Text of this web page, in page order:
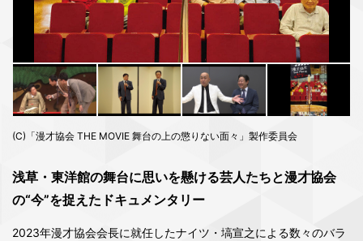
(C)「漫才協会 THE MOVIE 舞台の上の懲りない面々」製作委員会
浅草・東洋館の舞台に思いを懸ける芸人たちと漫才協会
の“今”を捉えたドキュメンタリー
2023年漫才協会会長に就任したナイツ・塙宣之による数々のバラ